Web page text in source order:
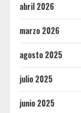
abril 2026
marzo 2026
agosto 2025
julio 2025
junio 2025